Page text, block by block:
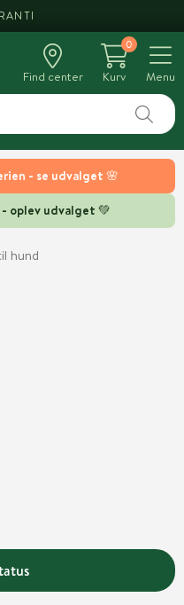
- se udvalget 🌸
oplev udvalget 💚
Find center
0
Kurv
Menu
hund